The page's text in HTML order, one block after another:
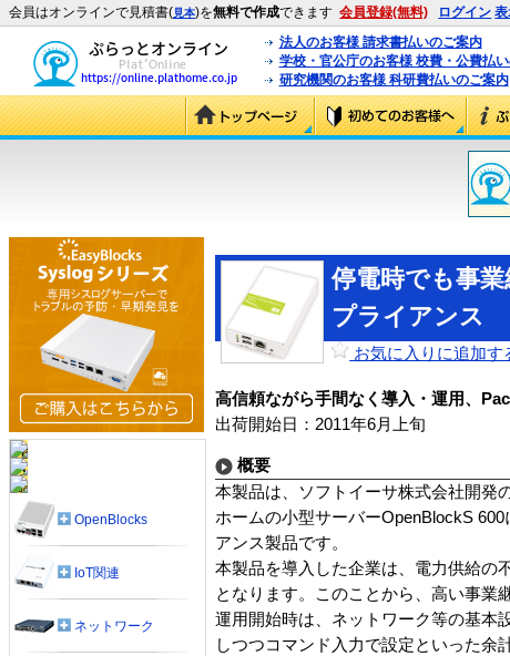
会員はオンラインで見積書(見本)を無料で作成できます 会員登録(無料) ログイン
法人のお客様 請求書払いのご案内
学校・官公庁のお客様 校費・公費払
研究機関のお客様 科研費払いのご案内
停電時でも事
プライアンス
お気に入りに追加す
高信頼ながら手間なく導入・運用、
出荷開始日：2011年6月上旬
概要
本製品は、ソフトイーサ株式会社開発
ホームの小型サーバーOpenBlockS
アンス製品です。
本製品を導入した企業は、電力供給の
となります。このことから、高い事業
運用開始時は、ネットワーク等の基本
しつつコマンド入力で設定といった余
OpenBlocks
IoT関連
ネットワーク